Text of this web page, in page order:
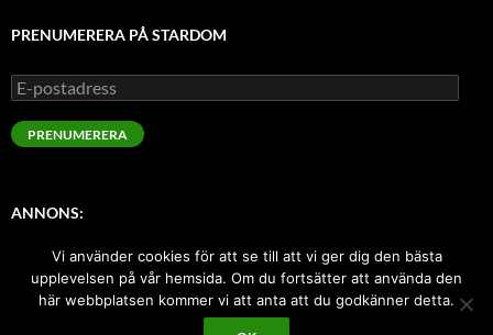
PRENUMERERA PÅ STARDOM
E-
postadress
PRENUMERERA
ANNONS:
Sugen på att annonsera här med index-länk? Kontakta oss!
Vi använder cookies för att se till att vi ger dig den bästa
upplevelsen på vår hemsida. Om du fortsätter att använda den
här webbplatsen kommer vi att anta att du godkänner detta.